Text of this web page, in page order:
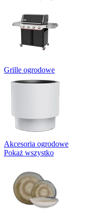
Grille ogrodowe
Akcesoria ogrodowe
Pokaż wszystko